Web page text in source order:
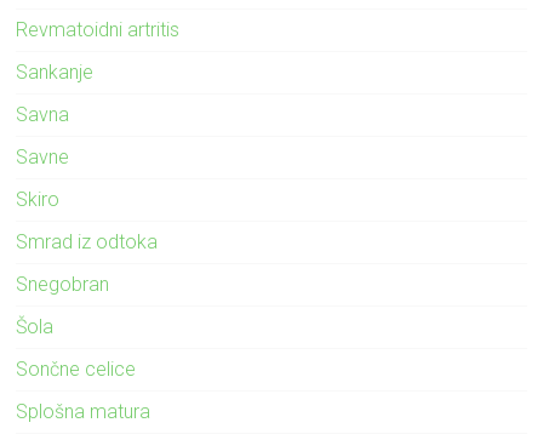
Revmatoidni artritis
Sankanje
Savna
Savne
Skiro
Smrad iz odtoka
Snegobran
Šola
Sončne celice
Splošna matura